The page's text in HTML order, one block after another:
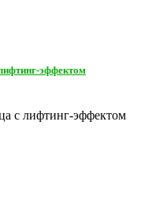
эффектом
с лифтинг-эффектом